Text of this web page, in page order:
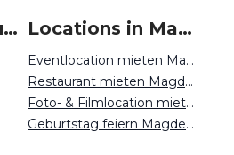
Teambuilding um Magdeburg Locations in Magdeburg mieten
Eventlocation mieten Magdeburg
Restaurant mieten Magdeburg
Foto- & Filmlocation mieten Magdeburg
Geburtstag feiern Magdeburg